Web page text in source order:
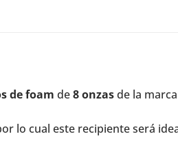
de foam de8 onzasde la marca
lo cual este recipiente será